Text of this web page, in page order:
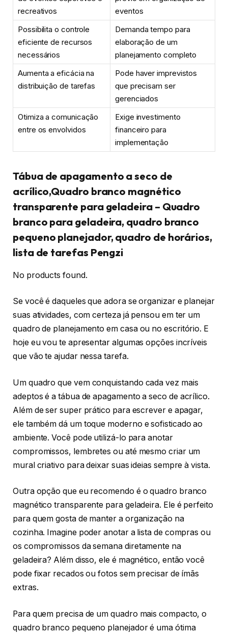
recreativos
eventos
Possibilita o controle
eficiente de recursos
necessários
Demanda tempo para
elaboração de um
planejamento completo
Aumenta a eficácia na
distribuição de tarefas
Pode haver imprevistos
que precisam ser
gerenciados
Otimiza a comunicação
entre os envolvidos
Exige investimento
financeiro para
implementação
Tábua de apagamento a seco de
acrílico,Quadro branco magnético
transparente para geladeira – Quadro
branco para geladeira, quadro branco
pequeno planejador, quadro de horários,
lista de tarefas Pengzi
No products found.
Se você é daqueles que adora se organizar e planejar
suas atividades, com certeza já pensou em ter um
quadro de planejamento em casa ou no escritório. E
hoje eu vou te apresentar algumas opções incríveis
que vão te ajudar nessa tarefa.
Um quadro que vem conquistando cada vez mais
adeptos é a tábua de apagamento a seco de acrílico.
Além de ser super prático para escrever e apagar,
ele também dá um toque moderno e sofisticado ao
ambiente. Você pode utilizá-lo para anotar
compromissos, lembretes ou até mesmo criar um
mural criativo para deixar suas ideias sempre à vista.
Outra opção que eu recomendo é o quadro branco
magnético transparente para geladeira. Ele é perfeito
para quem gosta de manter a organização na
cozinha. Imagine poder anotar a lista de compras ou
os compromissos da semana diretamente na
geladeira? Além disso, ele é magnético, então você
pode fixar recados ou fotos sem precisar de ímãs
extras.
Para quem precisa de um quadro mais compacto, o
quadro branco pequeno planejador é uma ótima